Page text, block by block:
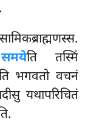
ति तस्मिं
भगवतो वचनं
यथापरिचितं